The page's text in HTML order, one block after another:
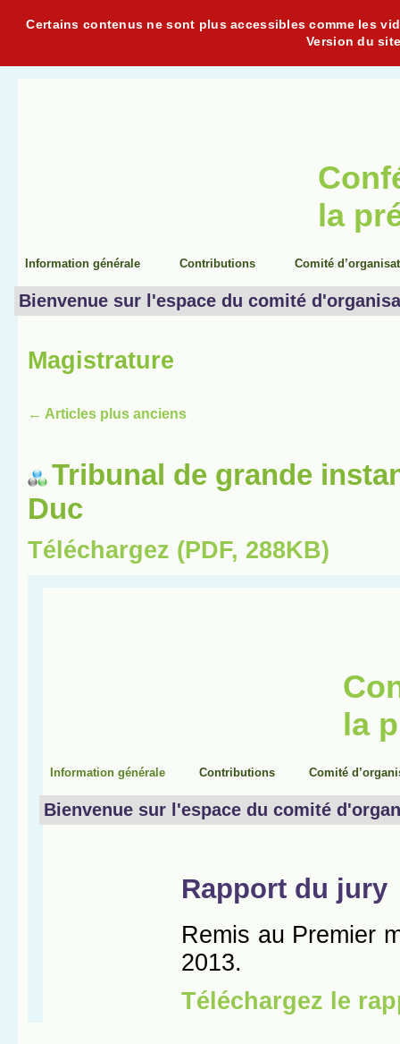
Certains contenus ne sont plus accessibles comme les
Version du
la
Information générale Contributions Comité
Bienvenue sur l'espace du comité
Magistrature
← Articles plus anciens
Tribunal de grande
Duc
Téléchargez (PDF, 288KB)